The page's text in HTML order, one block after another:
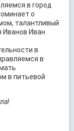
в город
о
талантливый
Иван
в
в
в питьевой